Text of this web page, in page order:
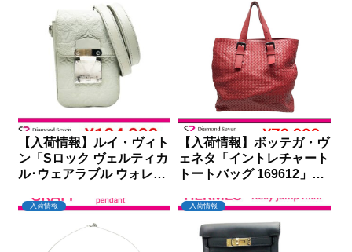
【入荷情報】ルイ・ヴィト
ン「Sロック ヴェルティカ
ル･ウェアラブル ウォレッ
イヤモンドセブン
【入荷情報】ボッテガ・ヴ
ェネタ「イントレチャート
トートバッグ 169612」を
ンドセブン
入荷情報 入荷情報